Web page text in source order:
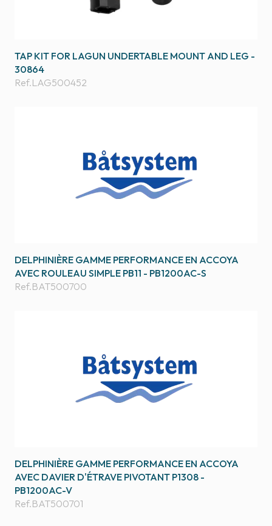
TAP KIT FOR LAGUN UNDERTABLE MOUNT AND LEG -
30864
Ref.LAG500452
DELPHINIÈRE GAMME PERFORMANCE EN ACCOYA
AVEC ROULEAU SIMPLE PB11 - PB1200AC-S
Ref.BAT500700
DELPHINIÈRE GAMME PERFORMANCE EN ACCOYA
AVEC DAVIER D'ÉTRAVE PIVOTANT P1308 -
PB1200AC-V
Ref.BAT500701